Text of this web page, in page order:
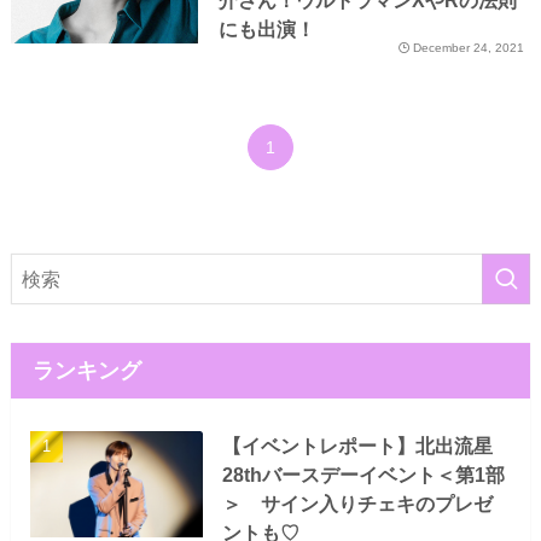
にも出演！
December 24, 2021
1
ランキング
【イベントレポート】北出流星
28thバースデーイベント＜第1部
＞ サイン入りチェキのプレゼ
ントも♡